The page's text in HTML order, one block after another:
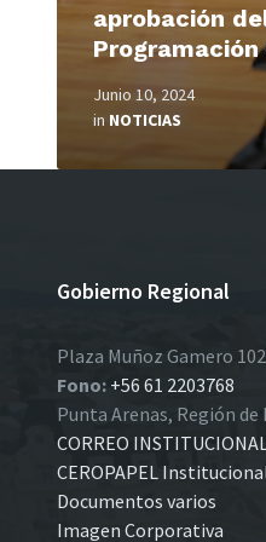
aprobación
Programación
Junio 10, 2024
in NOTICIAS
Gobierno Regional
Plaza Muñoz Gamero
Fono: +56 61 2203768
Punta Arenas, Región
CORREO
CEROPAPEL
Documentos varios
Imagen Corporativa